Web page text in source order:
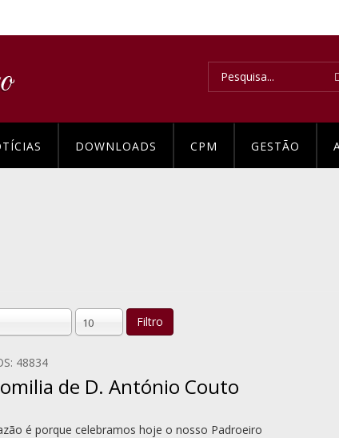
DOWNLOADS CPM GESTÃO
10 Filtro
48834
de D. António Couto
é porque celebramos hoje o nosso Padroeiro